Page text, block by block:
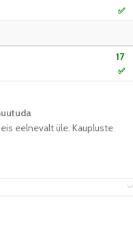
✅
17
✅
eelnevalt üle. Kaupluste